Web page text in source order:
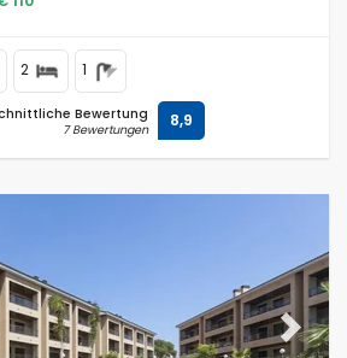
vom Strand Playa de la Grava und
2 1
Bewertung
7 Bewertungen 8,9
Next